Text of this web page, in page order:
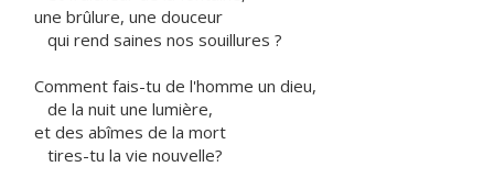
une brûlure, une douceur
qui rend saines nos souillures ?
Comment fais-tu de l'homme un dieu,
de la nuit une lumière,
et des abîmes de la mort
tires-tu la vie nouvelle?